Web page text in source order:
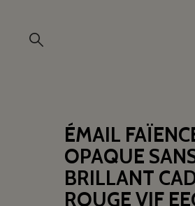
ÉMAIL
OPAQUE
BRILLANT
ROUGE VIF